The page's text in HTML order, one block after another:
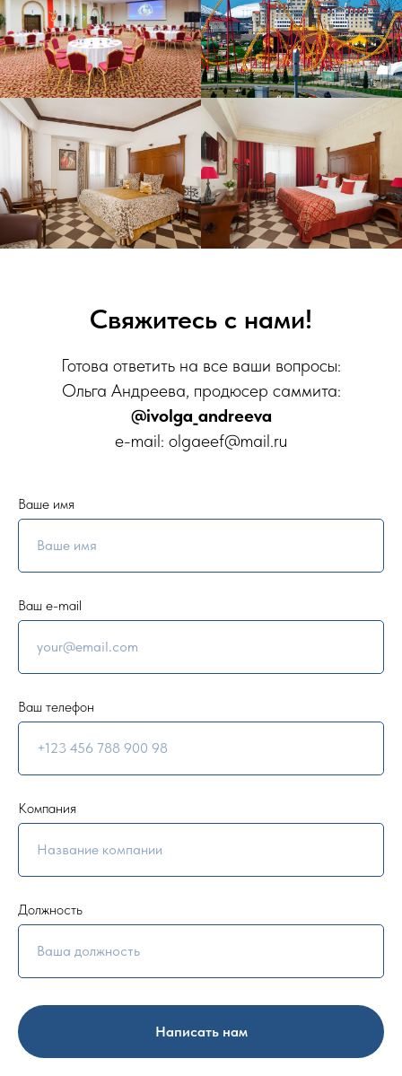
Свяжитесь с нами!
Готова ответить на все ваши вопросы:
Ольга Андреева, продюсер саммита:
@ivolga_andreeva
e-mail: olgaeef@mail.ru
Ваше имя
Ваш e-mail
Ваш телефон
Компания
Должность
Написать нам